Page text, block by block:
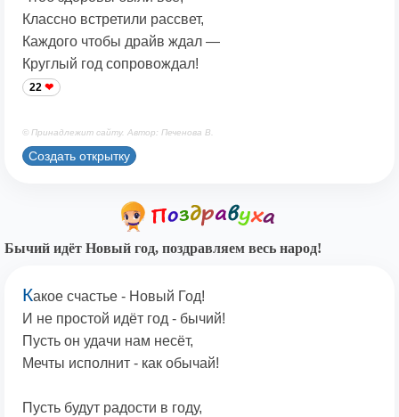
Классно встретили рассвет,
Каждого чтобы драйв ждал —
Круглый год сопровождал!
22
© Принадлежит сайту. Автор: Печенова В.
Создать открытку
Бычий идёт Новый год, поздравляем весь народ!
Какое счастье - Новый Год!
И не простой идёт год - бычий!
Пусть он удачи нам несёт,
Мечты исполнит - как обычай!
Пусть будут радости в году,